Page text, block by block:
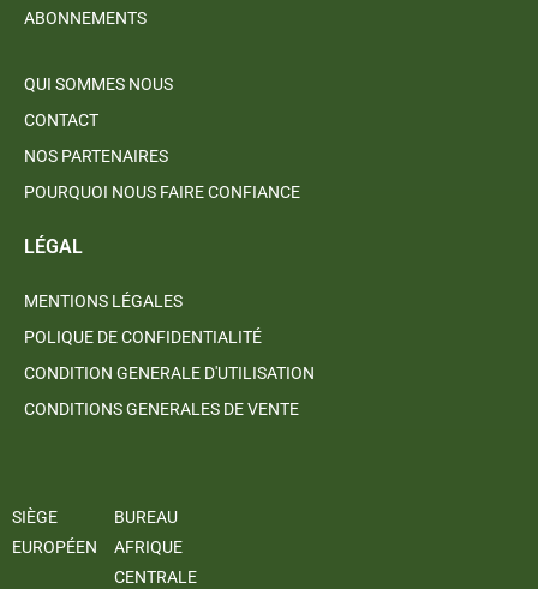
ABONNEMENTS
QUI SOMMES NOUS
CONTACT
NOS PARTENAIRES
POURQUOI NOUS FAIRE CONFIANCE
LÉGAL
MENTIONS LÉGALES
POLIQUE DE CONFIDENTIALITÉ
CONDITION GENERALE D'UTILISATION
CONDITIONS GENERALES DE VENTE
SIÈGE
EUROPÉEN
BUREAU
AFRIQUE
CENTRALE